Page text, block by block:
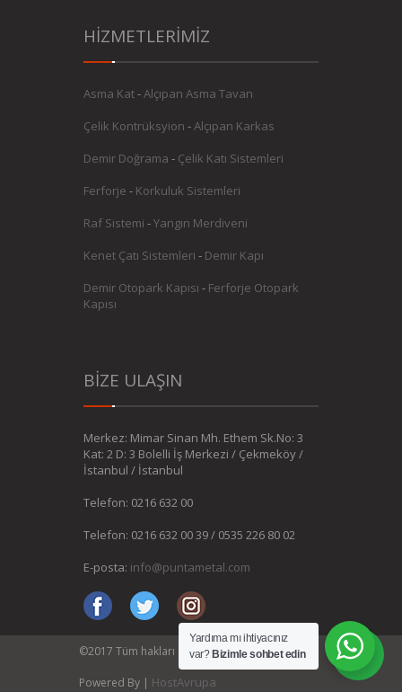
HİZMETLERİMİZ
Asma Kat-Alçıpan Asma Tavan
Çelik Kontrüksyion -Alçıpan Karkas
Demir Doğrama - Çelik Katı Sistemleri
Ferforje - Korkuluk Sistemleri
Raf Sistemi -Yangın Merdiveni
Kenet Çatı Sistemleri - Demir Kapı
Demir Otopark Kapısı - Ferforje Otopark
Kapısı
BİZE ULAŞIN
Merkez: Mimar Sinan Mh. Ethem Sk.No: 3
Kat: 2 D: 3 Bolelli İş Merkezi / Çekmeköy /
İstanbul / İstanbul
Telefon: 0216 632 00
Telefon: 0216 632 00 39 / 0535 226 80 02
E-posta: info@puntametal.com
©2017 Tüm hakları saklıdır. Punta Metal -
Powered By | HostAvrupa
Yardıma mı ihtiyacınız
var? Bizimle sohbet edin